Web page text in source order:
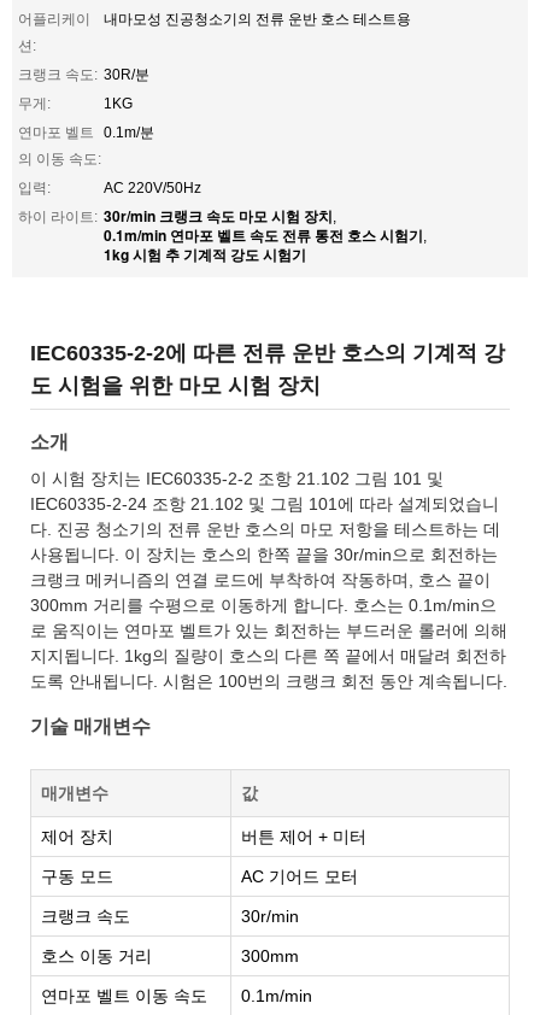
어플리케이
션:
내마모성 진공청소기의 전류 운반 호스 테스트용
크랭크 속도: 30R/분
무게:
1KG
연마포 벨트
의 이동 속도:
0.1m/분
입력:
AC 220V/50Hz
하이 라이트: 30r/min 크랭크 속도 마모 시험 장치,
0.1m/min 연마포 벨트 속도 전류 통전 호스 시험기,
1kg 시험 추 기계적 강도 시험기
IEC60335-2-2에 따른 전류 운반 호스의 기계적 강
도 시험을 위한 마모 시험 장치
소개
이 시험 장치는 IEC60335-2-2 조항 21.102 그림 101 및
IEC60335-2-24 조항 21.102 및 그림 101에 따라 설계되었습니
다. 진공 청소기의 전류 운반 호스의 마모 저항을 테스트하는 데
사용됩니다. 이 장치는 호스의 한쪽 끝을 30r/min으로 회전하는
크랭크 메커니즘의 연결 로드에 부착하여 작동하며, 호스 끝이
300mm 거리를 수평으로 이동하게 합니다. 호스는 0.1m/min으
로 움직이는 연마포 벨트가 있는 회전하는 부드러운 롤러에 의해
지지됩니다. 1kg의 질량이 호스의 다른 쪽 끝에서 매달려 회전하
도록 안내됩니다. 시험은 100번의 크랭크 회전 동안 계속됩니다.
기술 매개변수
매개변수 값
제어 장치 버튼 제어 + 미터
구동 모드 AC 기어드 모터
크랭크 속도 30r/min
호스 이동 거리 300mm
연마포 벨트 이동 속도 0.1m/min